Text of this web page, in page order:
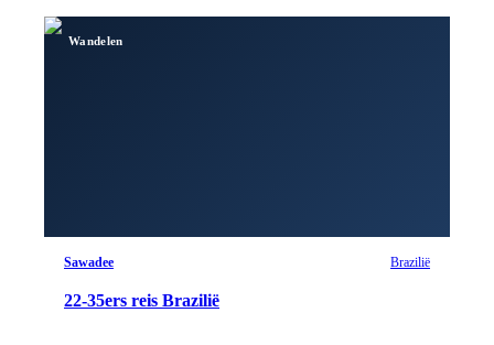
Wandelen
Sawadee Brazilië
22-35ers reis Brazilië